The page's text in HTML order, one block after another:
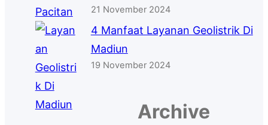
21 November 2024
4 Manfaat Layanan Geolistrik Di
Madiun
19 November 2024
Archive